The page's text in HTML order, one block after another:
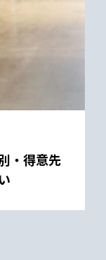
・得意先